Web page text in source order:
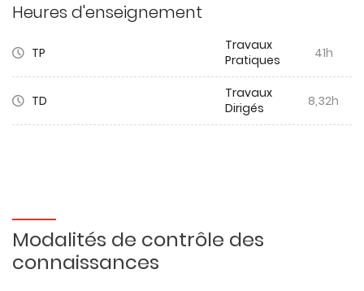
Heures d'enseignement
TP
Travaux
Pratiques
41h
TD
Travaux
Dirigés
8,32h
Modalités de contrôle des
connaissances